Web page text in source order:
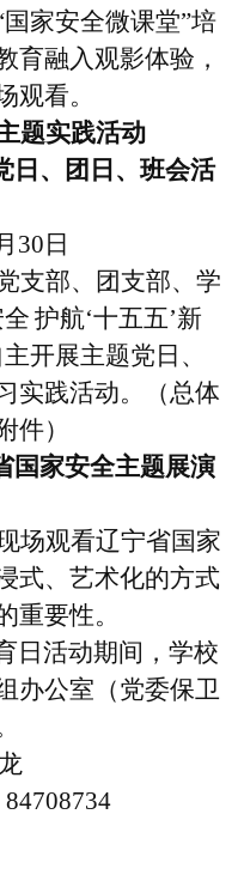
家安全微课堂”培
育融入观影体验，
观看。
题实践活动
日、团日、班会活
30 日
支部、团支部、学
护航‘十五五’新
开展主题党日、
实践活动。（总体
件）
国家安全主题展演
场观看辽宁省国家
式、艺术化的方式
重要性。
日活动期间，学校
办公室（党委保卫